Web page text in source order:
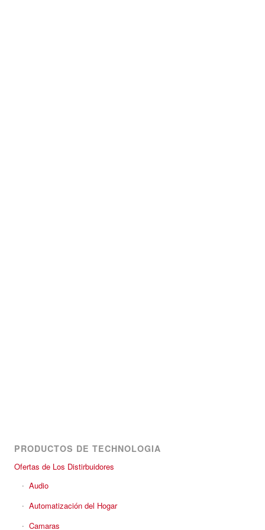
PRODUCTOS DE TECHNOLOGIA
Ofertas de Los Distirbuidores
Audio
Automatización del Hogar
Camaras